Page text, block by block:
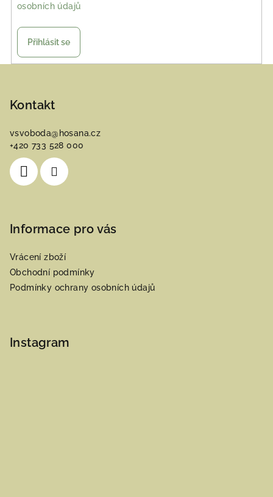
osobních údajů
Přihlásit se
Kontakt
vsvoboda@ hosana.cz
+420 733 528 000
Informace pro vás
Vrácení zboží
Obchodní podmínky
Podmínky ochrany osobních údajů
Instagram